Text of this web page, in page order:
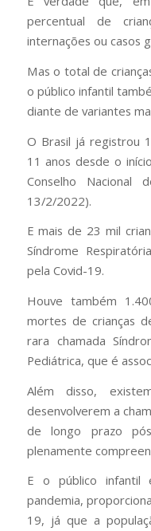
percentual de
internações ou casos
Mas o total de
o público infantil
diante de variantes
O Brasil já registrou
11 anos desde o
Conselho Nacional
13/2/2022).
E mais de 23 mil
Síndrome
pela Covid-19.
Houve também
mortes de crianças
rara chamada
Pediátrica, que é
Além disso,
desenvolverem a
de longo prazo
plenamente
E o público infantil
pandemia,
19, já que a